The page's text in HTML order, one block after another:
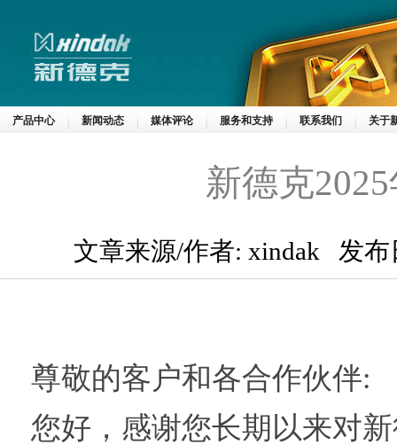
产品中心 新闻动态 媒体评论 服务和支持 联系我们 关于
新德克
文章来源/作者: xindak 发
尊敬的客户和各合作伙伴:
您好，感谢您长期以来对